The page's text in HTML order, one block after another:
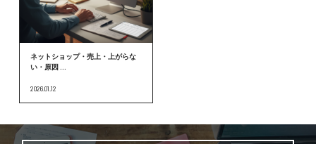
ネットショップ・売上・上がらな
い・原因 ...
2026.01.12